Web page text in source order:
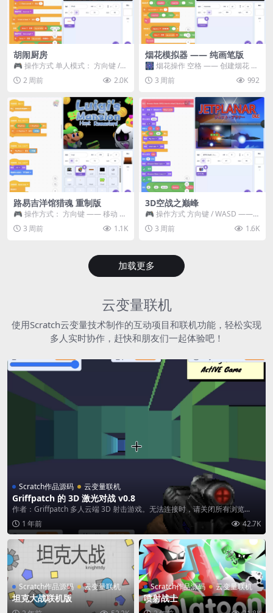
胡闹厨房
🎮 操作方式 单人模式： 方向键 /
WASD —— 移动 Z / K —— 抓...
2 周前 2.0K
烟花模拟器 —— 纯画笔版
🎆 烟花操作 空格 —— 创建烟花 1
~ 3 —— 切换烟花类型 普通烟花
嘶...3 周前 992
路易吉洋馆猎魂 重制版
🎮 操作方式： 方向键 —— 移动 &
跳跃 空格 —— 打开宝箱 将你...
3 周前 1.1K
3D空战之巅峰
🎮 操作方式 方向键 / WASD ——
移动 Z / K —— 射击 / 攻击...
3 周前 1.6K
加载更多
云变量联机
使用Scratch云变量技术制作的互动项目和联机功能，轻松实现
多人实时协作，赶快和朋友们一起体验吧！
Scratch作品源码 云变量联机
Griffpatch 的 3D 激光对战 v0.8
作者：Griffpatch 多人云端 3D 射击游戏。无法连接时，请关闭所有浏览...
1 年前
42.7K
Scratch作品源码 云变量联机
坦克大战联机版
Scratch作品源码 云变量联机
喷射战士